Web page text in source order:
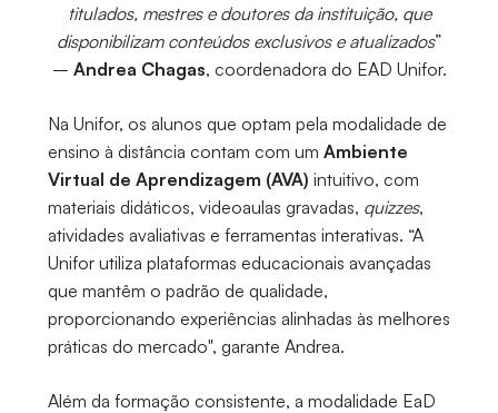
titulados, mestres e doutores da instituição, que
disponibilizam conteúdos exclusivos e atualizados”
– Andrea Chagas, coordenadora do EAD Unifor.
Na Unifor, os alunos que optam pela modalidade de
ensino à distância contam com um Ambiente
Virtual de Aprendizagem (AVA) intuitivo, com
materiais didáticos, videoaulas gravadas, quizzes,
atividades avaliativas e ferramentas interativas. “A
Unifor utiliza plataformas educacionais avançadas
que mantêm o padrão de qualidade,
proporcionando experiências alinhadas às melhores
práticas do mercado", garante Andrea.
Além da formação consistente, a modalidade EaD